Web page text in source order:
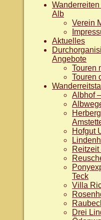
Alb
Verein
Aktuelles
Angebote
Touren
Touren
Albhof
Hofgut
Teck
Villa
Drei